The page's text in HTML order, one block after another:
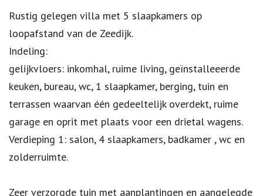
Omschrijving
Rustig gelegen villa met 5 slaapkamers op
loopafstand van de Zeedijk.
Indeling:
gelijkvloers: inkomhal, ruime living, geïnstalleeerde
keuken, bureau, wc, 1 slaapkamer, berging, tuin en
terrassen waarvan één gedeeltelijk overdekt, ruime
garage en oprit met plaats voor een drietal wagens.
Verdieping 1: salon, 4 slaapkamers, badkamer , wc en
zolderruimte.
Zeer verzorgde tuin met aanplantingen en aangelegde